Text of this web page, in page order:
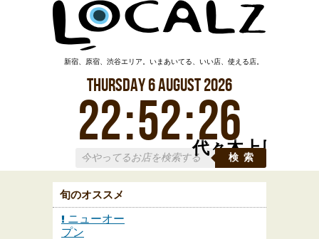
代々木上原
新宿、原宿、渋谷エリア。いまあいてる、いい店、使える店。
Thursday6August2026
22:52:27
検索
旬のオススメ
ニューオー
プン